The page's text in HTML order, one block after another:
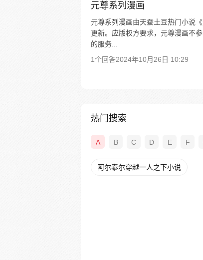
元尊系列漫画
元尊系列漫画由天蚕土豆热门小说
更新。应版权方要求，元尊漫画不
的服务...
1个回答2024年10月26日 10:29
热门搜索
A B C D E F
阿尔泰尔穿越一人之下小说